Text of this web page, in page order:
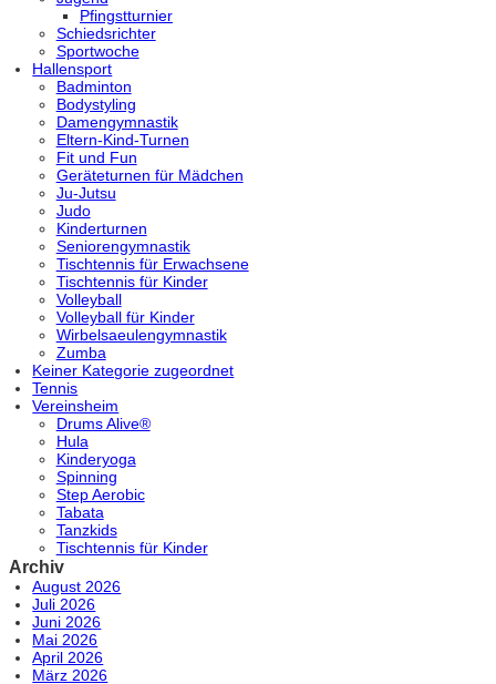
Pfingstturnier
Schiedsrichter
Sportwoche
Hallensport
Badminton
Bodystyling
Damengymnastik
Eltern-Kind-Turnen
Fit und Fun
Geräteturnen für Mädchen
Ju-Jutsu
Judo
Kinderturnen
Seniorengymnastik
Tischtennis für Erwachsene
Tischtennis für Kinder
Volleyball
Volleyball für Kinder
Wirbelsaeulengymnastik
Zumba
Keiner Kategorie zugeordnet
Tennis
Vereinsheim
Drums Alive®
Hula
Kinderyoga
Spinning
Step Aerobic
Tabata
Tanzkids
Tischtennis für Kinder
Archiv
August 2026
Juli 2026
Juni 2026
Mai 2026
April 2026
März 2026